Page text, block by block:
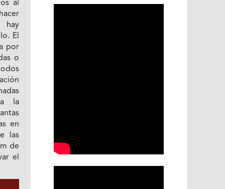
al
hay
El
por
o
la
en
las
de
el